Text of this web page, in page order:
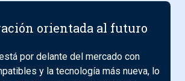
orientada al futuro
por delante del mercado con
y la tecnología más nueva, lo